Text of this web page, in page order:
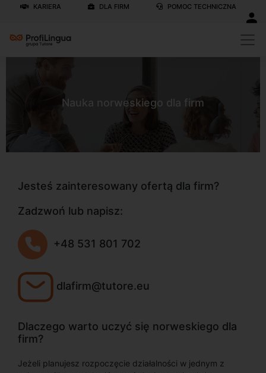
KARIERA DLA FIRM POMOC TECHNICZNA
Nauka norweskiego dla firm
Jesteś zainteresowany ofertą dla firm?
Zadzwoń lub napisz:
+48 531 801 702
dlafirm@tutore.eu
Dlaczego warto uczyć się norweskiego dla
firm?
Jeżeli planujesz rozpoczęcie działalności w jednym z